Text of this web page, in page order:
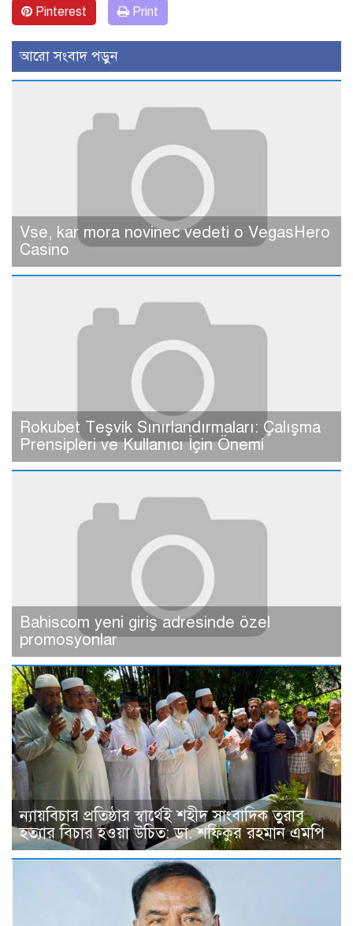
Pinterest Print
আরো সংবাদ পড়ুন
Vse, kar mora novinec vedeti o VegasHero
Casino
Rokubet Teşvik Sınırlandırmaları: Çalışma
Prensipleri ve Kullanıcı İçin Önemi
Bahiscom yeni giriş adresinde özel
promosyonlar
ন্যায়বিচার প্রতিষ্ঠার স্বার্থেই শহীদ সাংবাদিক তুরাব
হত্যার বিচার হওয়া উচিত: ডা. শফিকুর রহমান এমপি